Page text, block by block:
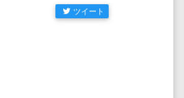
ツイート